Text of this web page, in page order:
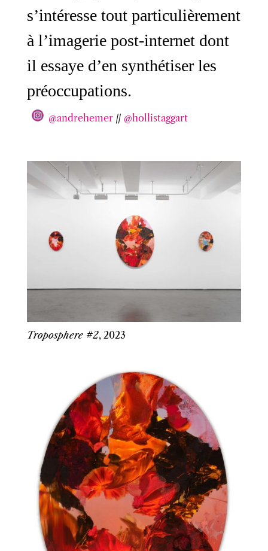
s’intéresse tout particulièrement
à l’imagerie post-internet dont
il essaye d’en synthétiser les
préoccupations.
@andrehemer// @hollistaggart
Troposphere #2, 2023